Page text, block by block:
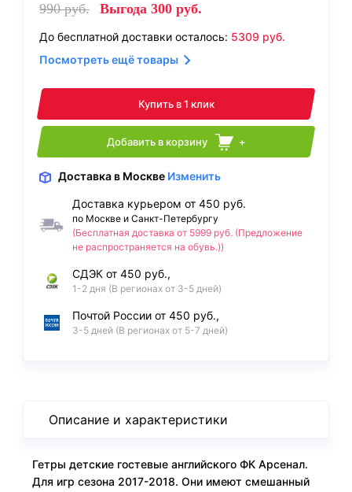
990руб. Выгода 300 руб.
До бесплатной доставки осталось: 5309 руб.
Посмотреть ещё товары
Купить в 1 клик
Добавить в корзину +
Доставка в Москве Изменить
Доставка курьером от 450 руб.
по Москве и Санкт-Петербургу
(Бесплатная доставка от 5999 руб. (Предложение
не распространяется на обувь.))
СДЭК от 450 руб.,
1-2 дня (В регионах от 3-5 дней)
Почтой России от 450 руб.,
3-5 дней (В регионах от 5-7 дней)
Описание и характеристики
Гетры детские гостевые английского ФК Арсенал.
Для игр сезона 2017-2018. Они имеют смешанный